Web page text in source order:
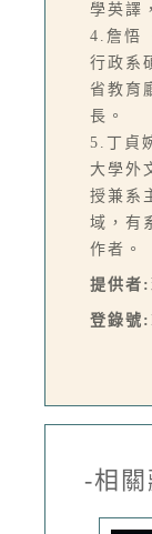
學英譯
4.詹悟
行政系
省教育
長。
5.丁貞
大學外
授兼系
域，有
作者。
提供者:
登錄號:
-相